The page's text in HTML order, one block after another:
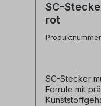
SC-
rot
SC-Stecker
Ferrule mit